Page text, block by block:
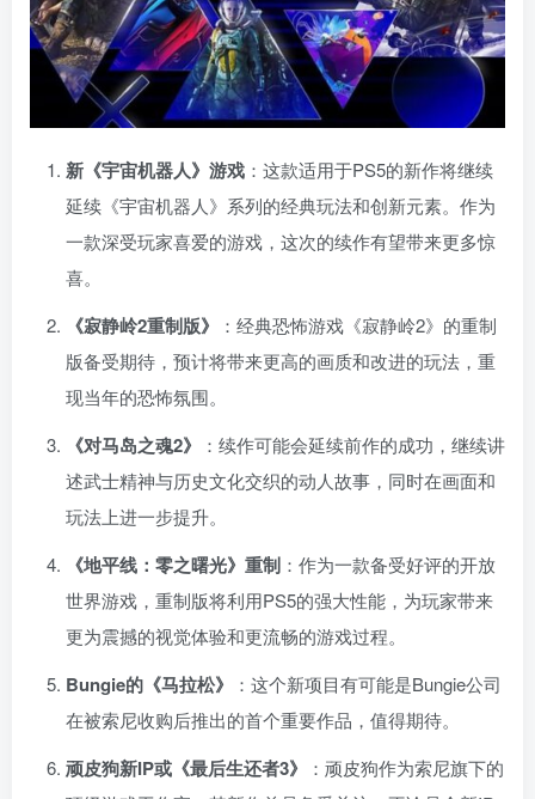
新《宇宙机器人》游戏 ：这款适用于PS5的新作将继续
延续《宇宙机器人》系列的经典玩法和创新元素。作为
一款深受玩家喜爱的游戏，这次的续作有望带来更多惊
喜。
《寂静岭2重制版》
：经典恐怖游戏《寂静岭2》的重制
版备受期待，预计将带来更高的画质和改进的玩法，重
现当年的恐怖氛围。
《对马岛之魂2》
：续作可能会延续前作的成功，继续讲
述武士精神与历史文化交织的动人故事，同时在画面和
玩法上进一步提升。
《地平线：零之曙光》重制 ：作为一款备受好评的开放
世界游戏，重制版将利用PS5的强大性能，为玩家带来
更为震撼的视觉体验和更流畅的游戏过程。
Bungie的《马拉松》
：这个新项目有可能是Bungie公司
在被索尼收购后推出的首个重要作品，值得期待。
顽皮狗新IP或《最后生还者3》
：顽皮狗作为索尼旗下的